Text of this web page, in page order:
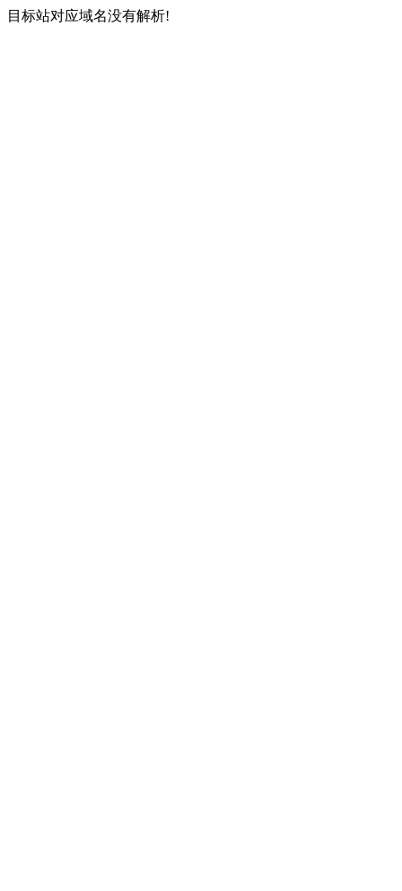
目标站对应域名没有解析!